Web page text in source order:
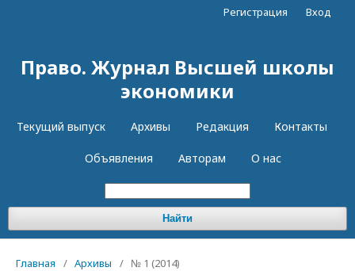
Право. Журнал Высшей школы
экономики
Текущий выпуск Архивы Редакция Контакты
Объявления Авторам О нас
Найти
Регистрация Вход
Главная / Архивы / № 1 (2014)